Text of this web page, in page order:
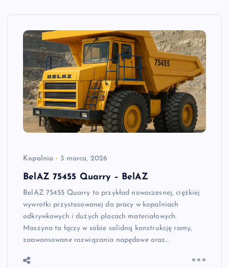
Kopalnia 3 marca, 2026
BelAZ 75455 Quarry – BelAZ
BelAZ 75455 Quarry to przykład nowoczesnej, ciężkiej
wywrotki przystosowanej do pracy w kopalniach
odkrywkowych i dużych placach materiałowych.
Maszyna ta łączy w sobie solidną konstrukcję ramy,
zaawansowane rozwiązania napędowe oraz…